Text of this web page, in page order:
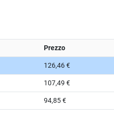
Prezzo
126,46 €
107,49 €
94,85 €